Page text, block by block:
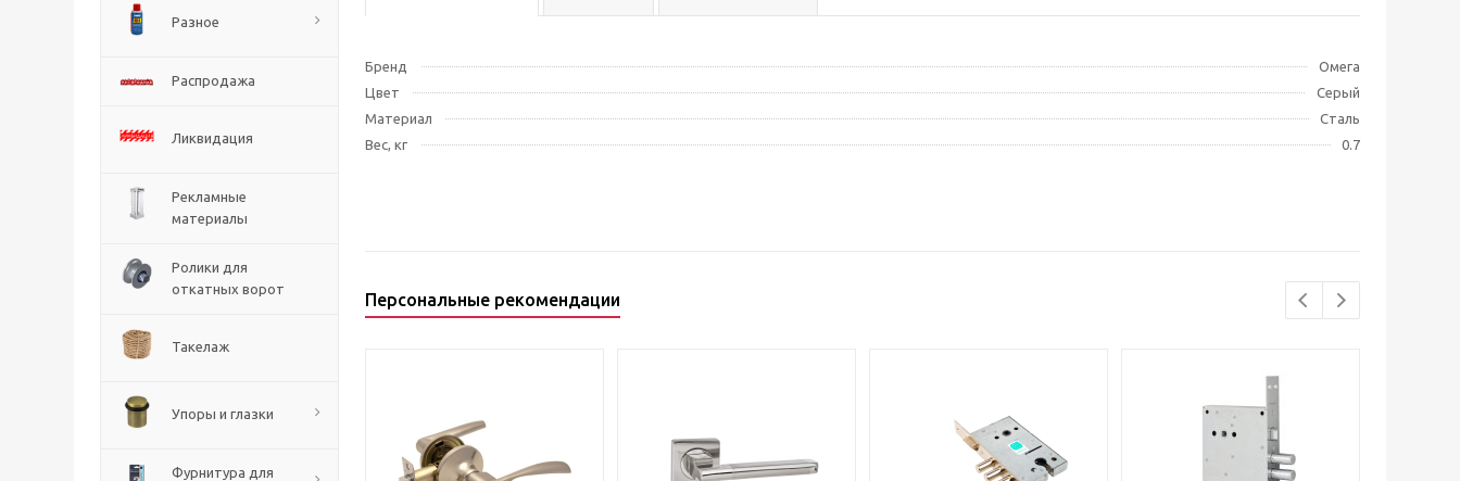
Разное
Распродажа
Ликвидация
Рекламные
материалы
Ролики для
откатных ворот
Такелаж
Упоры и глазки
Фурнитура для
Бренд
Омега
Цвет
Серый
Материал
Сталь
Вес, кг
0.7
Персональные рекомендации